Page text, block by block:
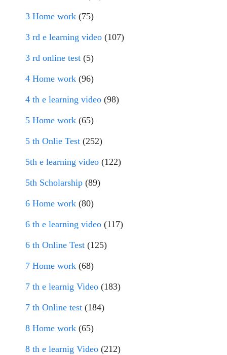
3 Home work (75)
3 rd e learning video (107)
3 rd online test (5)
4 Home work (96)
4 th e learning video (98)
5 Home work (65)
5 th Onlie Test (252)
5th e learning video (122)
5th Scholarship (89)
6 Home work (80)
6 th e learning video (117)
6 th Online Test (125)
7 Home work (68)
7 th e learnig Video (183)
7 th Online test (184)
8 Home work (65)
8 th e learnig Video (212)